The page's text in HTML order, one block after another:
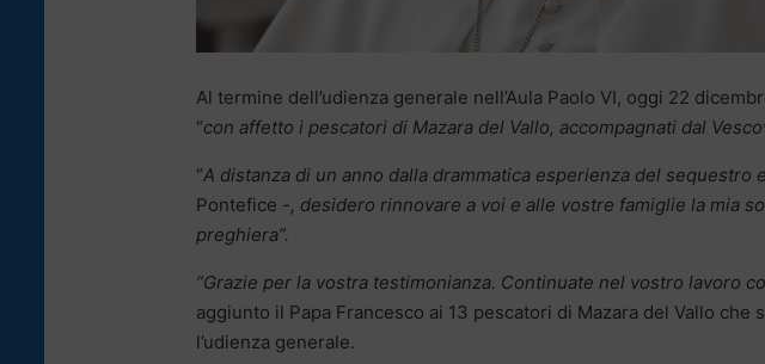
Al termine dell’udienza generale nell’Aula Paolo VI, oggi 22
“con affetto i pescatori di Mazara del Vallo, accompagnati dal
“A distanza di un anno dalla drammatica esperienza del sequestro
Pontefice -, desidero rinnovare a voi e alle vostre famiglie la mia
preghiera”.
“Grazie per la vostra testimonianza. Continuate nel vostro lavoro
aggiunto il Papa Francesco ai 13 pescatori di Mazara del Vallo
l’udienza generale.